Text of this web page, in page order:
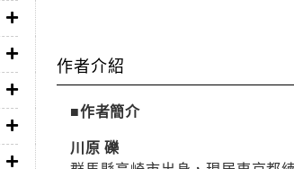
作者介紹
■作者簡介
川原 礫